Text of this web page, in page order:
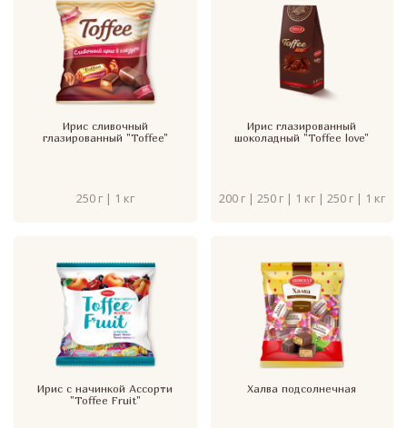
Ирис сливочный
глазированный "Toffee"
250 г | 1 кг
Ирис глазированный
шоколадный "Toffee love"
200 г | 250 г | 1 кг | 250 г | 1 кг
Ирис с начинкой Ассорти
"Toffee Fruit"
Халва подсолнечная